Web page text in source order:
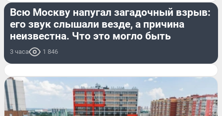
Всю Москву напугал загадочный взрыв:
его звук слышали везде, а причина
неизвестна. Что это могло быть
3 часа 1 846